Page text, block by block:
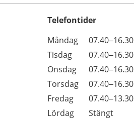
Telefontider
Dag
Öppettider
Kommentarer
Måndag
07.40–16.30
Tisdag
07.40–16.30
Onsdag
07.40–16.30
Torsdag
07.40–16.30
Fredag
07.40–13.30
Lördag
Stängt